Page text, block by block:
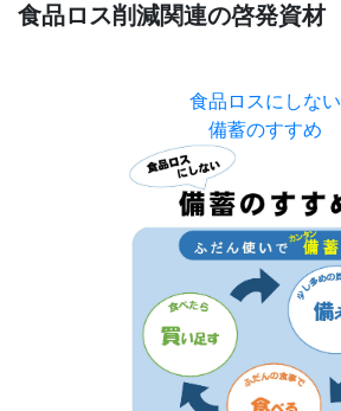
食品ロス削減関連の啓発資材
食品ロスにしない
備蓄のすすめ